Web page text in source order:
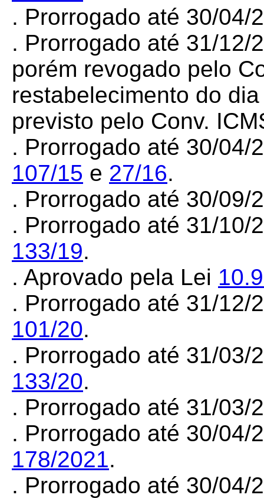
. Prorrogado até 30/
. Prorrogado até 31/
porém revogado pelo
restabelecimento do
previsto pelo Conv.
. Prorrogado até 30/04/
107/15 e 27/16.
. Prorrogado até 30/
. Prorrogado até 31/10/
133/19.
. Aprovado pela Lei
. Prorrogado até 31/12/
101/20.
. Prorrogado até 31/03/
133/20.
. Prorrogado até 31/03/
. Prorrogado até 30/04/
178/2021.
. Prorrogado até 30/04/